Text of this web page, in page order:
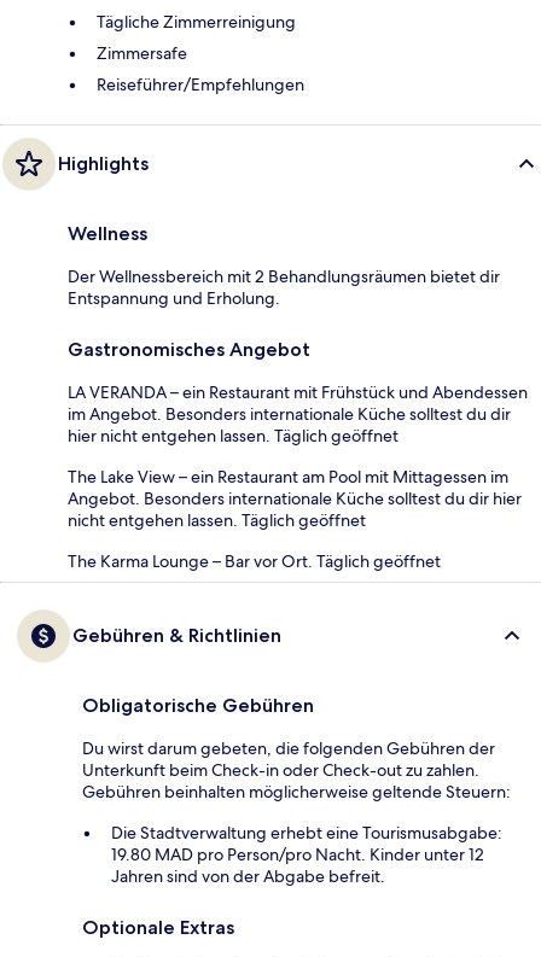
Tägliche Zimmerreinigung
Zimmersafe
Reiseführer/Empfehlungen
Highlights
Wellness
Der Wellnessbereich mit 2 Behandlungsräumen bietet dir
Entspannung und Erholung.
Gastronomisches Angebot
LA VERANDA – ein Restaurant mit Frühstück und Abendessen
im Angebot. Besonders internationale Küche solltest du dir
hier nicht entgehen lassen. Täglich geöffnet
The Lake View – ein Restaurant am Pool mit Mittagessen im
Angebot. Besonders internationale Küche solltest du dir hier
nicht entgehen lassen. Täglich geöffnet
The Karma Lounge – Bar vor Ort. Täglich geöffnet
Gebühren & Richtlinien
Obligatorische Gebühren
Du wirst darum gebeten, die folgenden Gebühren der
Unterkunft beim Check-in oder Check-out zu zahlen.
Gebühren beinhalten möglicherweise geltende Steuern:
Die Stadtverwaltung erhebt eine Tourismusabgabe:
19.80 MAD pro Person/pro Nacht. Kinder unter 12
Jahren sind von der Abgabe befreit.
Optionale Extras